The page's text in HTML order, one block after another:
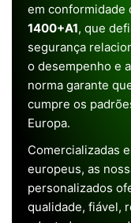
em conformidade
1400+A1, que
segurança
o desempenho e
norma garante
cumpre os
Europa.
Comercializadas
europeus, as
personalizados
qualidade, fiável,